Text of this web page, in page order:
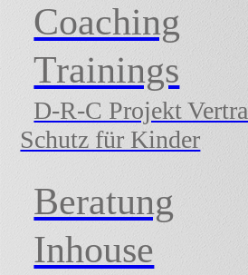
Coaching
Trainings
D-R-C Projekt
Schutz für Kinder
Beratung
Inhouse